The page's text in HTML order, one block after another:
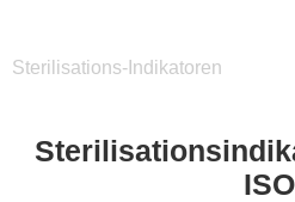
Sterilisations-Indikatoren